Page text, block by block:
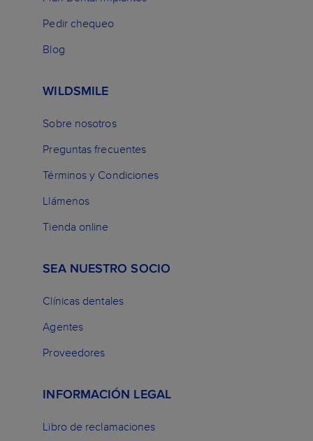
Pedir chequeo
Blog
WILDSMILE
Sobre nosotros
Preguntas frecuentes
Términos y Condiciones
Llámenos
Tienda online
SEA NUESTRO SOCIO
Clínicas dentales
Agentes
Proveedores
INFORMACIÓN LEGAL
Libro de reclamaciones